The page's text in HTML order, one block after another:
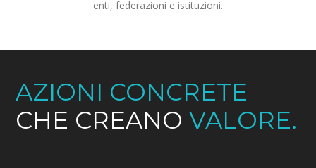
enti, federazioni e istituzioni.
AZIONI CONCRETE
CHE CREANO VALORE.